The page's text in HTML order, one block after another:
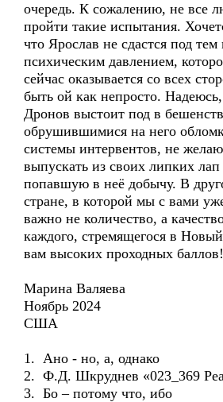
очередь. К сожалению, не все
пройти такие испытания.
что Ярослав не сдастся под
психическим давлением,
сейчас оказывается со всех
быть ой как непросто.
Дронов выстоит под в
обрушившимися на него
системы интервентов, не
выпускать из своих липких
попавшую в неё добычу. В
стране, в которой мы с вами
важно не количество, а
каждого, стремящегося в
вам высоких проходных баллов!
Марина Валяева
Ноябрь 2024
США
1. Ано - но, а, однако
2. Ф.Д. Шкруднев «023_369
3. Бо – потому что, ибо